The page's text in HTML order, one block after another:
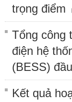
trọng điểm
Tổng công
điện hệ
(BESS)
Kết quả